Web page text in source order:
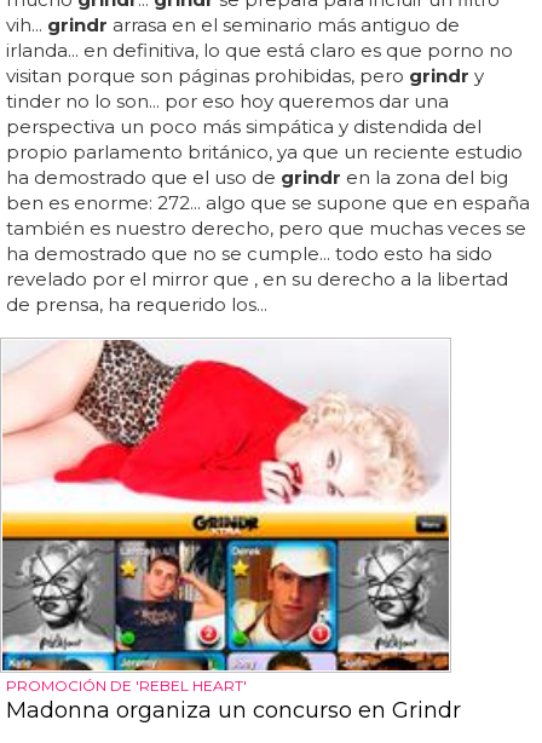
vih... grindr arrasa en el seminario más antiguo de
irlanda... en definitiva, lo que está claro es que porno no
visitan porque son páginas prohibidas, pero grindr y
tinder no lo son... por eso hoy queremos dar una
perspectiva un poco más simpática y distendida del
propio parlamento británico, ya que un reciente estudio
ha demostrado que el uso de grindr en la zona del big
ben es enorme: 272... algo que se supone que en españa
también es nuestro derecho, pero que muchas veces se
ha demostrado que no se cumple... todo esto ha sido
revelado por el mirror que , en su derecho a la libertad
de prensa, ha requerido los...
PROMOCIÓN DE 'REBEL HEART'
Madonna organiza un concurso en Grindr